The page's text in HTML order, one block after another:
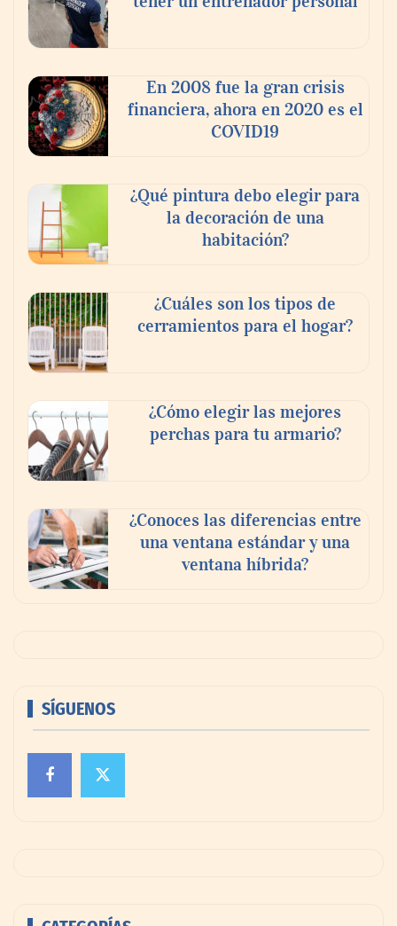
PayPal y Ticketmaster México simplifican
la compra de boletos con una experiencia
de pago rápida y segura
MBF Construcciones refuerza su presencia
digital con una nueva web de reformas en
Madrid
En 2008 fue la gran crisis
financiera, ahora en 2020 es el
COVID19
¿Qué pintura debo elegir para
la decoración de una
habitación?
¿Cuáles son los tipos de
cerramientos para el hogar?
¿Cómo elegir las mejores
perchas para tu armario?
¿Conoces las diferencias entre
una ventana estándar y una
ventana híbrida?
SÍGUENOS